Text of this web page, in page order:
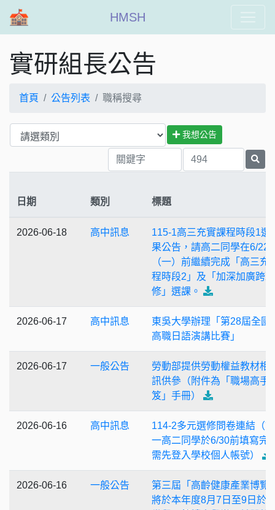
HMSH
實研組長公告
首頁 公告列表 職稱搜尋
我想公告
日期 類別 標題
2026-06-18 高中訊息
115-1高三充實課程時段1選
果公告，請高二同學在6/22
（一）前繼續完成「高三充
程時段2」及「加深加廣跨
修」選課。
2026-06-17 高中訊息
東吳大學辦理「第28屆全國
高職日語演講比賽」
2026-06-17 一般公告
勞動部提供勞動權益教材相
訊供參（附件為「職場高手
笈」手冊）
2026-06-16 高中訊息
114-2多元選修問卷連結（
一高二同學於6/30前填寫完
需先登入學校個人帳號）
2026-06-16 一般公告
第三屆「高齡健康產業博覽
將於本年度8月7日至9日於